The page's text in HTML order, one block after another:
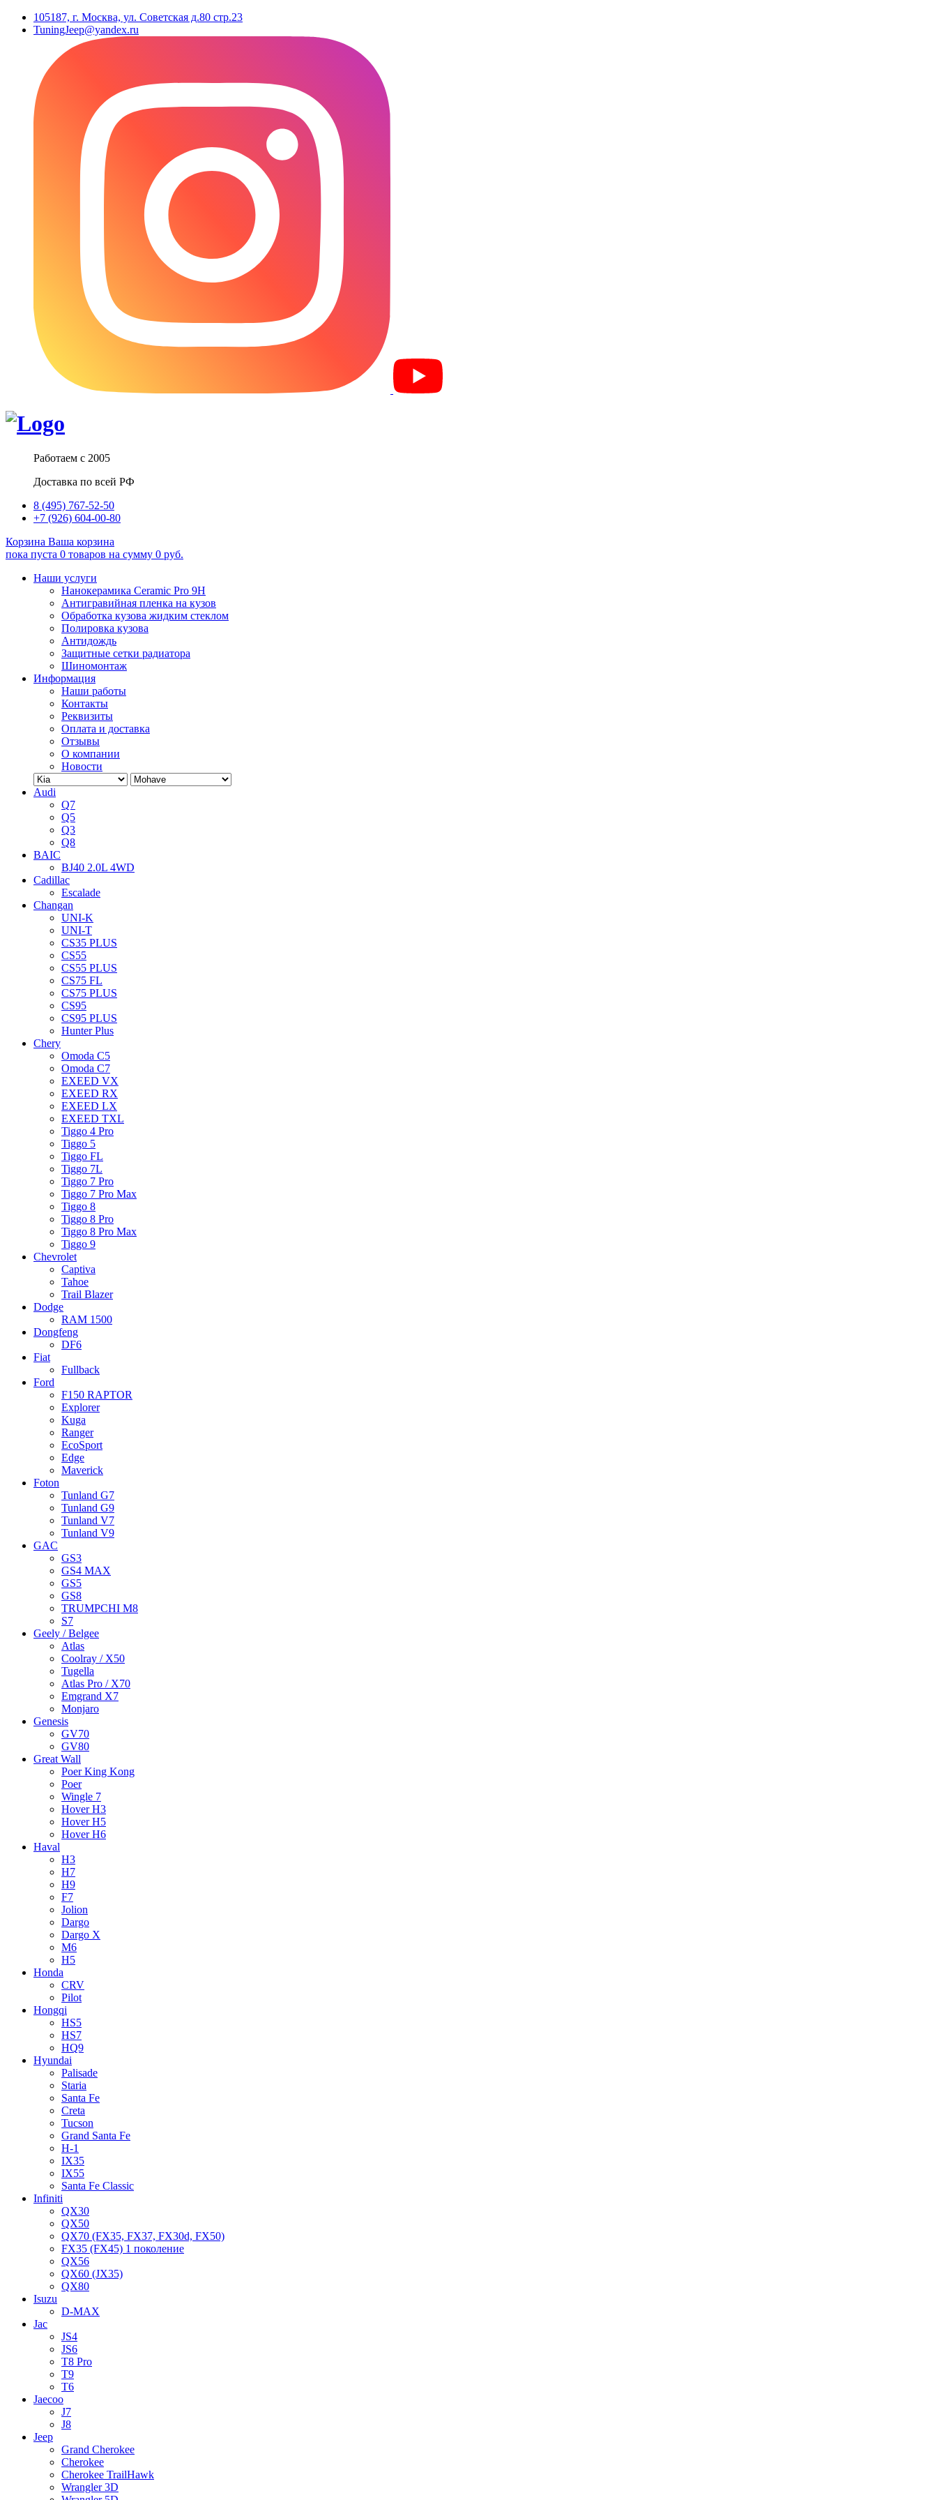
105187, г. Москва, ул. Советская д.80 стр.23
TuningJeep@yandex.ru
Работаем с 2005
Доставка по всей РФ
8 (495) 767-52-50
+7 (926) 604-00-80
Корзина Ваша корзина
пока пуста 0 товаров на сумму 0 руб.
Наши услуги
Нанокерамика Ceramic Pro 9H
Антигравийная пленка на кузов
Обработка кузова жидким стеклом
Полировка кузова
Антидождь
Защитные сетки радиатора
Шиномонтаж
Информация
Наши работы
Контакты
Реквизиты
Оплата и доставка
Отзывы
О компании
Новости
Audi
Q7
Q5
Q3
Q8
BAIC
BJ40 2.0L 4WD
Cadillac
Escalade
Changan
UNI-K
UNI-T
CS35 PLUS
CS55
CS55 PLUS
CS75 FL
CS75 PLUS
CS95
CS95 PLUS
Hunter Plus
Chery
Omoda C5
Omoda C7
EXEED VX
EXEED RX
EXEED LX
EXEED TXL
Tiggo 4 Pro
Tiggo 5
Tiggo FL
Tiggo 7L
Tiggo 7 Pro
Tiggo 7 Pro Max
Tiggo 8
Tiggo 8 Pro
Tiggo 8 Pro Max
Tiggo 9
Chevrolet
Captiva
Tahoe
Trail Blazer
Dodge
RAM 1500
Dongfeng
DF6
Fiat
Fullback
Ford
F150 RAPTOR
Explorer
Kuga
Ranger
EcoSport
Edge
Maverick
Foton
Tunland G7
Tunland G9
Tunland V7
Tunland V9
GAC
GS3
GS4 MAX
GS5
GS8
TRUMPCHI M8
S7
Geely / Belgee
Atlas
Coolray / X50
Tugella
Atlas Pro / X70
Emgrand X7
Monjaro
Genesis
GV70
GV80
Great Wall
Poer King Kong
Poer
Wingle 7
Hover H3
Hover H5
Hover H6
Haval
H3
H7
H9
F7
Jolion
Dargo
Dargo X
M6
H5
Honda
CRV
Pilot
Hongqi
HS5
HS7
HQ9
Hyundai
Palisade
Staria
Santa Fe
Creta
Tucson
Grand Santa Fe
H-1
IX35
IX55
Santa Fe Classic
Infiniti
QX30
QX50
QX70 (FX35, FX37, FX30d, FX50)
FX35 (FX45) 1 поколение
QX56
QX60 (JX35)
QX80
Isuzu
D-MAX
Jac
JS4
JS6
T8 Pro
T9
T6
Jaecoo
J7
J8
Jeep
Grand Cherokee
Cherokee
Cherokee TrailHawk
Wrangler 3D